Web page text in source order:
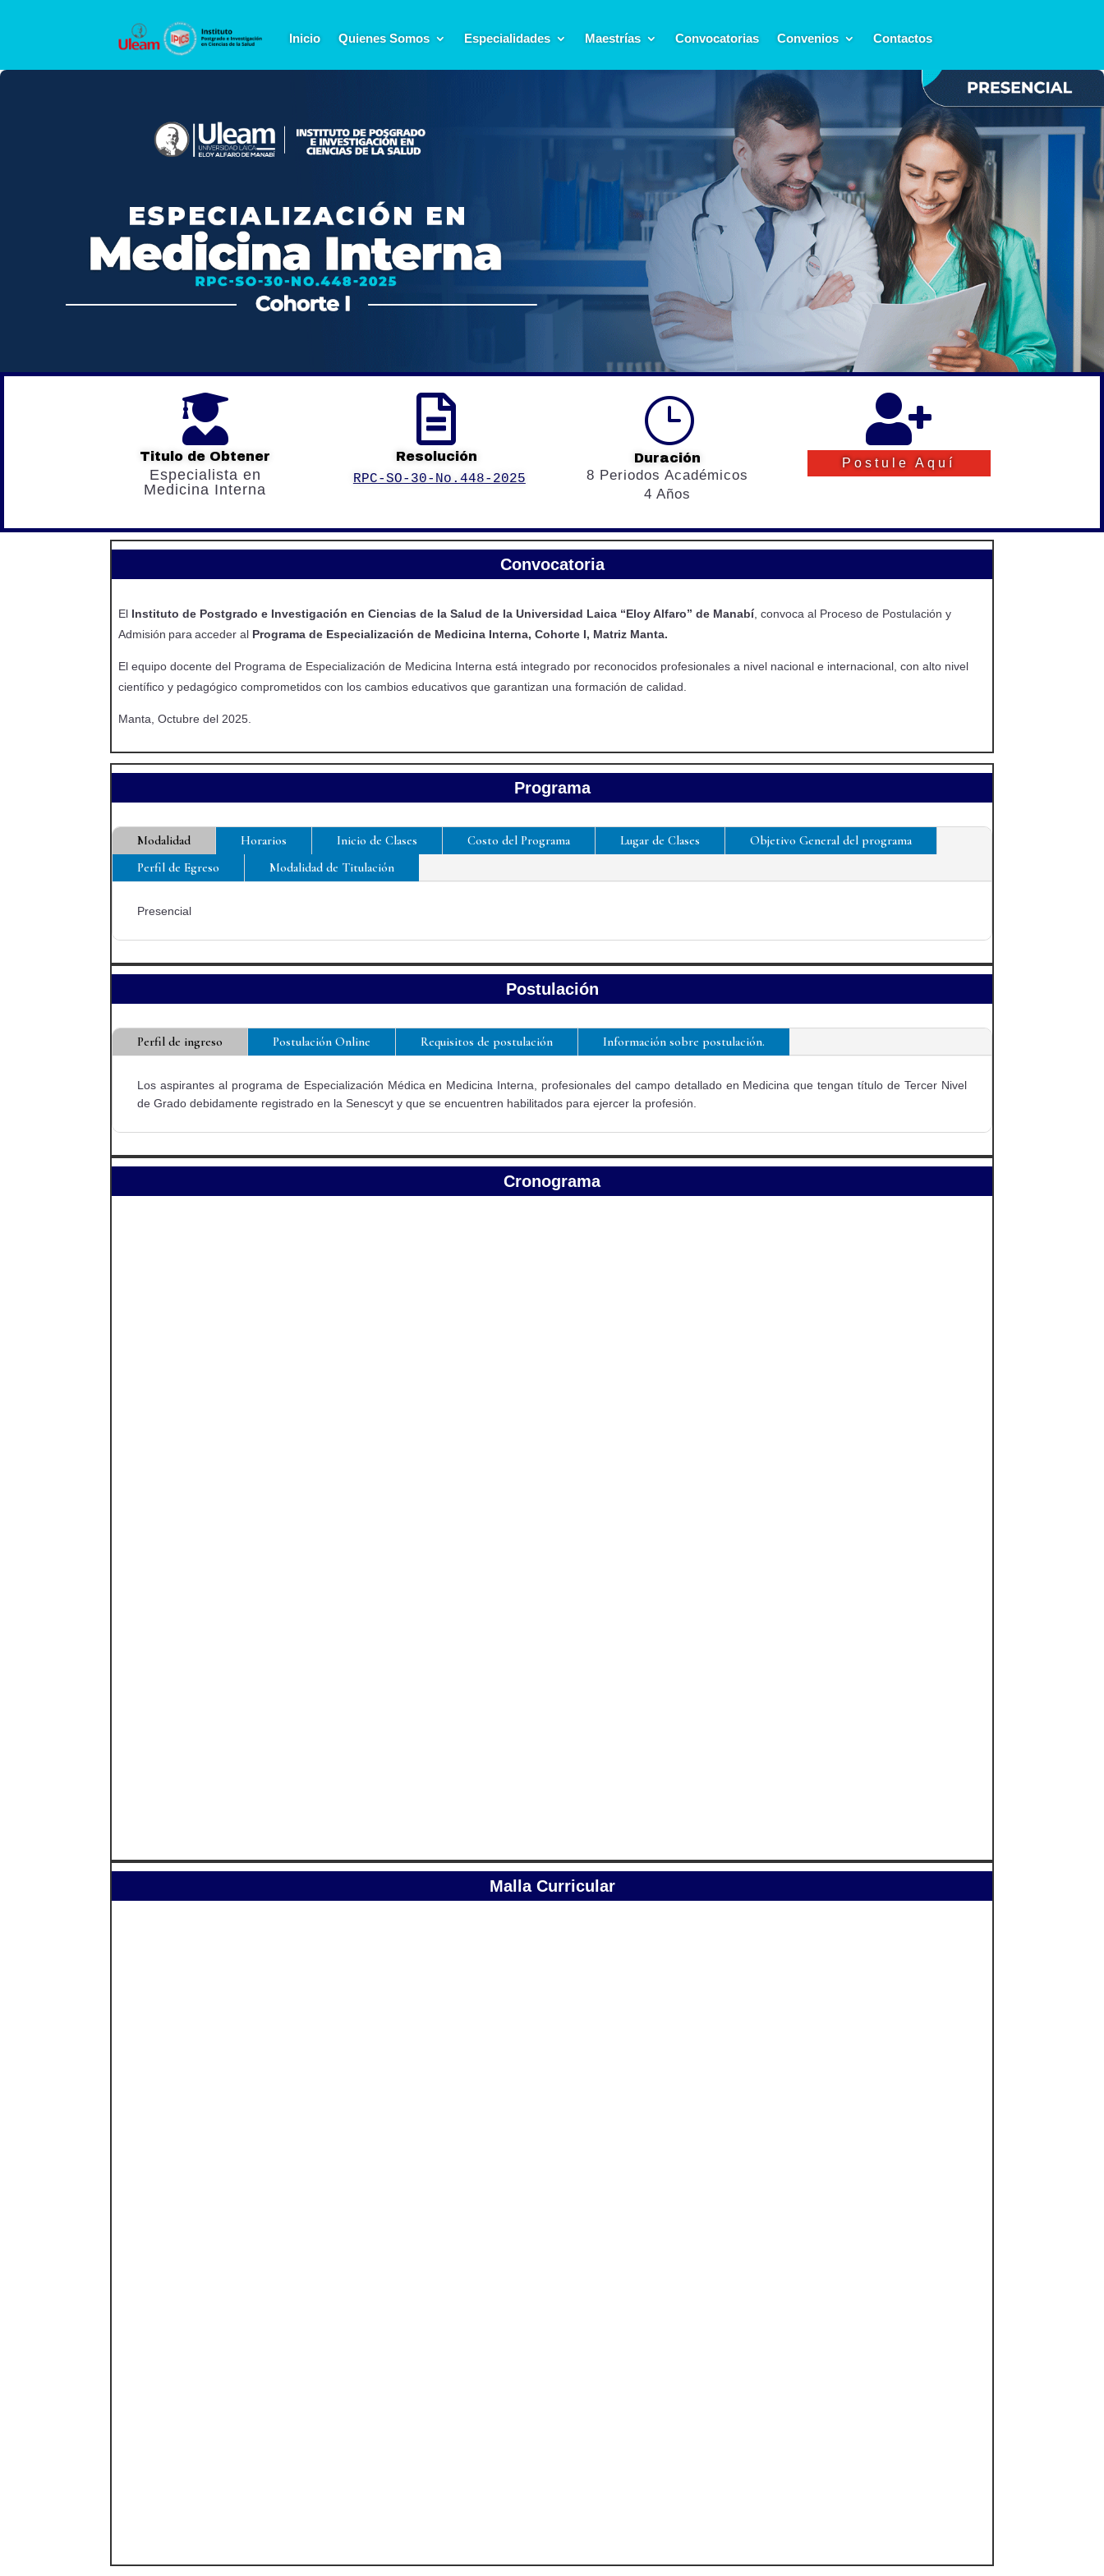
Inicio Quienes Somos Especialidades Maestrías Convocatorias Convenios Contactos

Titulo de Obtener
Especialista en
Medicina Interna

Resolución
RPC-SO-30-No.448-2025
}
Duración
8 Periodos Académicos
4 Años

Postule Aquí
Convocatoria
El Instituto de Postgrado e Investigación en Ciencias de la Salud de la Universidad Laica “Eloy Alfaro” de Manabí, convoca al Proceso de Postulación y
Admisión para acceder al Programa de Especialización de Medicina Interna, Cohorte I, Matriz Manta.
El equipo docente del Programa de Especialización de Medicina Interna está integrado por reconocidos profesionales a nivel nacional e internacional, con alto nivel
científico y pedagógico comprometidos con los cambios educativos que garantizan una formación de calidad.
Manta, Octubre del 2025.
Programa
Modalidad Horarios Inicio de Clases Costo del Programa Lugar de Clases
Objetivo General del programa
Perfil de Egreso
Modalidad de Titulación
Presencial
Postulación
Perfil de ingreso Postulación Online Requisitos de postulación Información sobre postulación.
Los aspirantes al programa de Especialización Médica en Medicina Interna, profesionales del campo detallado en Medicina que tengan título de Tercer Nivel
de Grado debidamente registrado en la Senescyt y que se encuentren habilitados para ejercer la profesión.
Cronograma
Malla Curricular